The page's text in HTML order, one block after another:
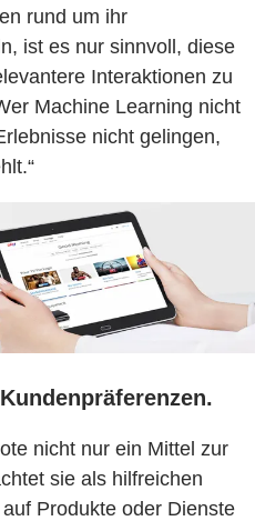
rund um ihr
ist es nur sinnvoll, diese
Interaktionen zu
Machine Learning nicht
nicht gelingen,
nicht nur ein Mittel zur
sie als hilfreichen
Produkte oder Dienste